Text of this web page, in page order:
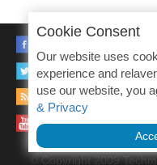
TWITTER
RSS
YOUTUBE
© Copyright 2009
Cookie Consent
Our website uses
experience and
use our website, you
& Privacy